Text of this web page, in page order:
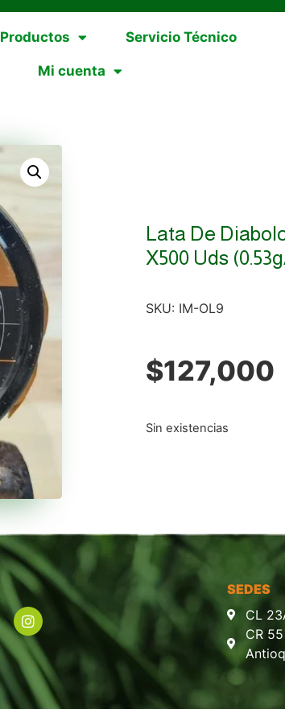
Productos Servicio Técnico
Mi cuenta
Lata De
X500 Uds
SKU: IM-OL9
$127,000
Sin existencias
SEDES
CL
CR